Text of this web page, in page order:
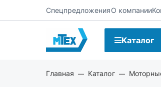
СпецпредложенияО компании
Каталог
Главная Каталог